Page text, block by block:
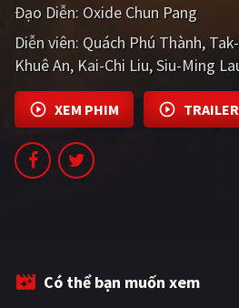
Đạo Diễn: Oxide Chun Pang
Diễn viên: Quách Phú Thành
Khuê An Kai-Chi Liu Siu-Ming
XEM PHIM TRAILER
Có thể bạn muốn xem